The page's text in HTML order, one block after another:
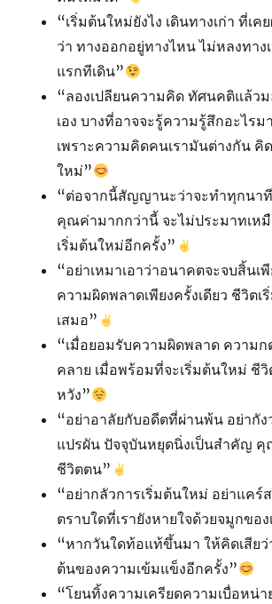
“เริ่มต้นใหม่ยังไง เดินทางเก่า ที่เค
ว่า ทางออกอยู่ทางไหน ไม่หลงทาง
แรกทีเดิน”
“ลองเปลียนความคิด ทัศนคติ​แล้ว
เอง บางที่อาจจะรู้ความรู้สึกอะไร
เพราะความคิดคนเรามันต่างกัน คิ
ใหม่”
“ต่อจากนี้สัญญานะว่าจะทำทุกนา
คุณค่ามากกว่านี้ จะไม่ประมาทเห
เริ่มต้นใหม่อีกครั้ง”
“อย่าเหมาเอาว่าอนาคตจะจบสิ้นเพี
ความผิดพลาดเพียงครั้งเดียว ชีวิตเ
เสมอ”
“เมื่อยอมรับความผิดพลาด ความ
คลาย เมื่อพร้อมที่จะเริ่มต้นใหม่ ชี
หวัง”
“อย่าอาลัยกับอดีตที่ผ่านพ้น อย่ากั
แปรผัน ปัจจุบันหยุดนิ่งเป็นสำคัญ
ชีวิตตน”
“อย่ากลัวการเริ่มต้นใหม่ อย่าแคร์
ตราบใดที่เรายังหายใจด้วยจมูกของ
“หากวันใดท้อแท้ขึ้นมา ให้คิดเสียว่
ต้นของความเข้มแข็งอีกครั้ง”
“โยนทิ้งความเครียดความเบื่อหน่